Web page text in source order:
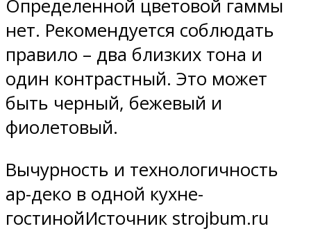
Определенной цветовой гаммы
нет. Рекомендуется соблюдать
правило – два близких тона и
один контрастный. Это может
быть черный, бежевый и
фиолетовый.
Вычурность и технологичность
ар-деко в одной кухне-
гостинойИсточник strojbum.ru